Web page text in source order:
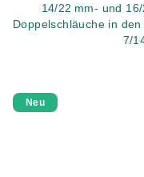
14/22 mm- und
Doppelschläuche in
7/
Neu